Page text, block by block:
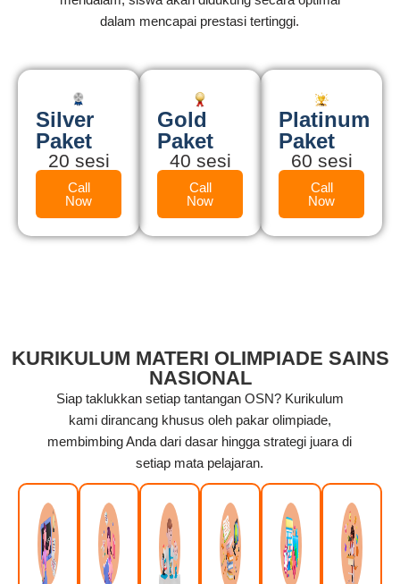
dalam mencapai prestasi tertinggi.
Silver
Paket
20 sesi
Call
Now
Gold
Paket
40 sesi
Call
Now
Platinum
Paket
60 sesi
Call
Now
KURIKULUM MATERI OLIMPIADE SAINS
NASIONAL
Siap taklukkan setiap tantangan OSN? Kurikulum
kami dirancang khusus oleh pakar olimpiade,
membimbing Anda dari dasar hingga strategi juara di
setiap mata pelajaran.